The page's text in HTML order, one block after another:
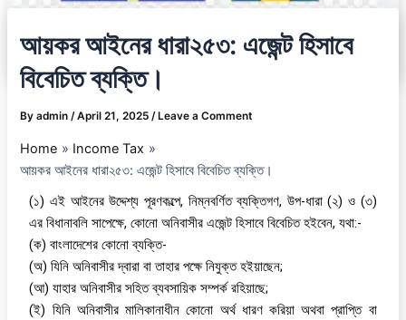
আয়কর আইনের ধারা২৫৩: এজেন্ট হিসাবে
বিবেচিত ব্যক্তি।
Byadmin/April 21, 2025/ Leave a Comment
Home
Income Tax
আয়কর আইনের ধারা২৫৩: এজেন্ট হিসাবে বিবেচিত ব্যক্তি।
(১) এই আইনের উদ্দেশ্য পূরণকল্পে, নিম্নবর্ণিত ব্যক্তিগণ, উপ-ধারা (২) ও (৩)
এর বিধানাবলি সাপেক্ষে, কোনো অনিবাসীর এজেন্ট হিসাবে বিবেচিত হইবেন, যথা:-
(ক) বাংলাদেশের কোনো ব্যক্তি-
(অ) যিনি অনিবাসীর দ্বারা বা তাহার পক্ষে নিযুক্ত হইয়াছেন;
(আ) যাহার অনিবাসীর সহিত ব্যবসায়িক সম্পর্ক রহিয়াছে;
(ই) যিনি অনিবাসীর মালিকানাধীন কোনো অর্থ ধারণ করিয়া অথবা প্রাপ্তি বা